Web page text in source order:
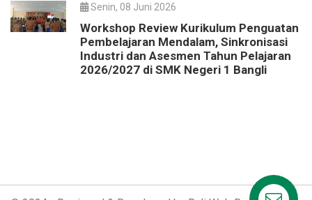
Senin, 08 Juni 2026
Workshop Review Kurikulum Penguatan
Pembelajaran Mendalam, Sinkronisasi
Industri dan Asesmen Tahun Pelajaran
2026/2027 di SMK Negeri 1 Bangli